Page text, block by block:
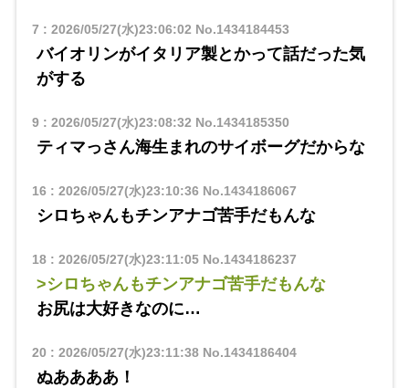
7 : 2026/05/27(水)23:06:02 No.1434184453
バイオリンがイタリア製とかって話だった気
がする
9: 2026/05/27(水)23:08:32 No.1434185350
ティマっさん海生まれのサイボーグだからな
16 : 2026/05/27(水)23:10:36 No.1434186067
シロちゃんもチンアナゴ苦手だもんな
18: 2026/05/27(水)23:11:05No.1434186237
>シロちゃんもチンアナゴ苦手だもんな
お尻は大好きなのに…
20 : 2026/05/27(水)23:11:38No.1434186404
ぬああああ！